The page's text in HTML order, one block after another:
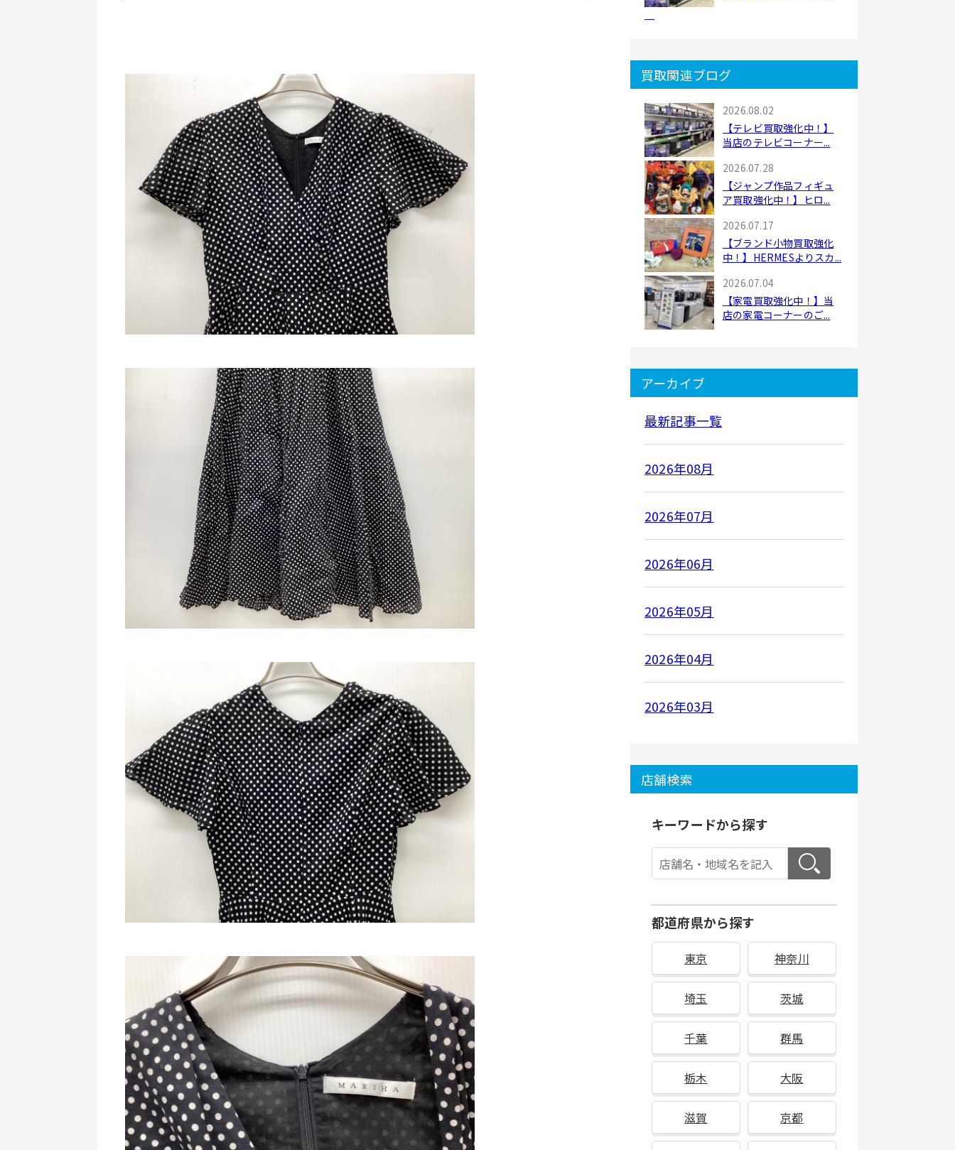
買取関連ブログ
2026.08.02
【テレビ買取強化中！】
当店のテレビコーナー...
2026.07.28
【ジャンプ作品フィギュ
ア買取強化中！】ヒロ...
2026.07.17
【ブランド小物買取強化
中！】HERMESよりスカ...
2026.07.04
【家電買取強化中！】当
店の家電コーナーのご...
アーカイブ
最新記事一覧
2026年08月
2026年07月
2026年06月
2026年05月
2026年04月
2026年03月
店舗検索
キーワードから探す
都道府県から探す
東京 神奈川
埼玉 茨城
千葉 群馬
栃木 大阪
滋賀 京都